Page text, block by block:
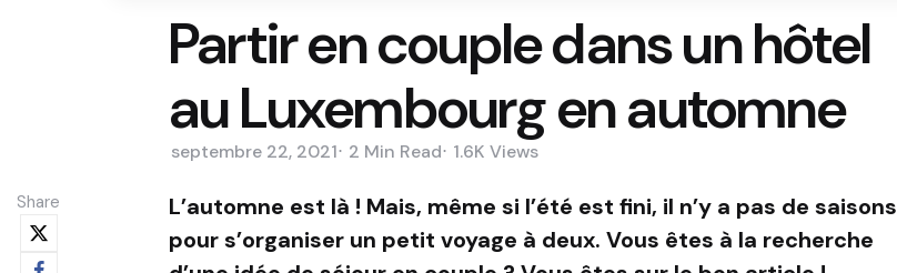
Partir en couple dans un hôtel
au Luxembourg en automne
septembre 22, 2021 2 Min Read 1.6K Views
Share
L’automne est là ! Mais, même si l’été est fini, il n’y a pas de saisons
pour s’organiser un petit voyage à deux. Vous êtes à la recherche